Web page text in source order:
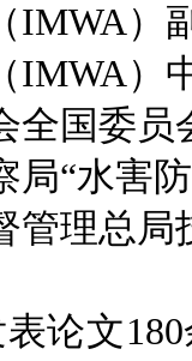
IMWA）
IMWA）
全国委员
局“水害
管理总
论文